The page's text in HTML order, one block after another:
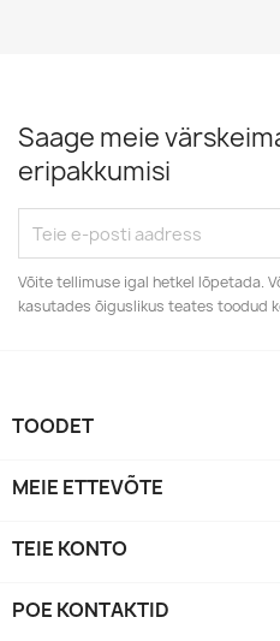
Saage meie
eripakkumisi
Võite tellimuse igal hetkel lõpetada.
kasutades õiguslikus teates toodud
TOODET
MEIE ETTEVÕTE
TEIE KONTO
POE KONTAKTID